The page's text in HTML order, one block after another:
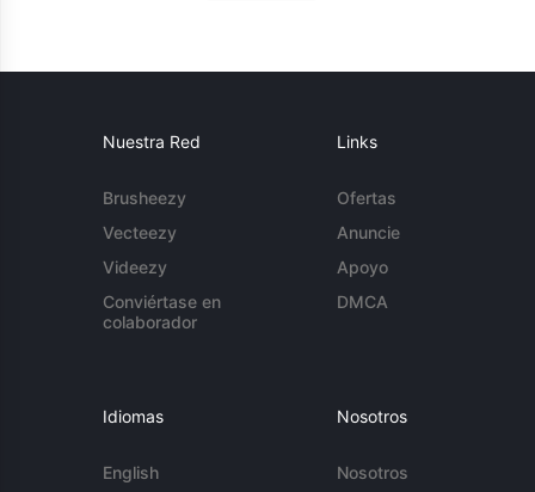
Nuestra Red
Brusheezy
Vecteezy
Videezy
Conviértase en
colaborador
Links
Ofertas
Anuncie
Apoyo
DMCA
Idiomas
English
Nosotros
Nosotros